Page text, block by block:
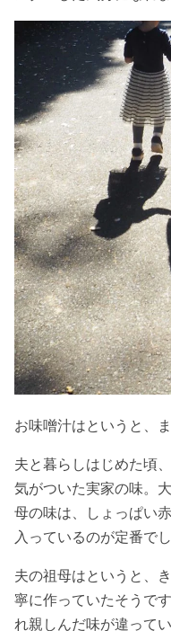
お味噌汁はというと、
夫と暮らしはじめた頃
気がついた実家の味。
母の味は、しょっぱい
入っているのが定番でし
夫の祖母はというと、
寧に作っていたそうで
れ親しんだ味が違って